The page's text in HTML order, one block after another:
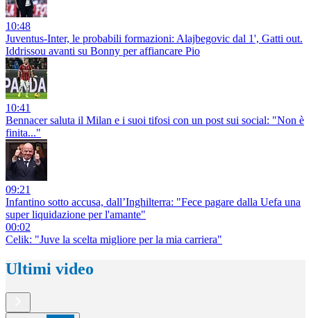
10:48
Juventus-Inter, le probabili formazioni: Alajbegovic dal 1', Gatti out.
Iddrissou avanti su Bonny per affiancare Pio
10:41
Bennacer saluta il Milan e i suoi tifosi con un post sui social: "Non è
finita..."
09:21
Infantino sotto accusa, dall’Inghilterra: "Fece pagare dalla Uefa una
super liquidazione per l'amante"
00:02
Celik: "Juve la scelta migliore per la mia carriera"
Ultimi video